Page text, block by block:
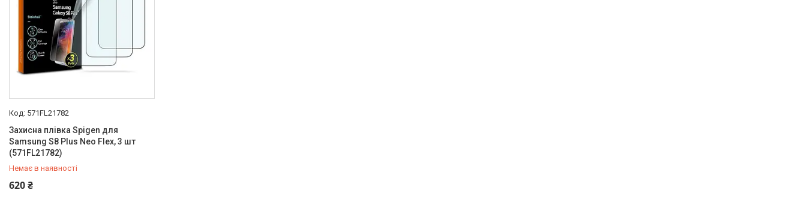
571FL21782
Захисна плівка Spigen для
Samsung S8 Plus Neo Flex, 3 шт
(571FL21782)
Немає в наявності
620 ₴
+380 (67) 707-05-45